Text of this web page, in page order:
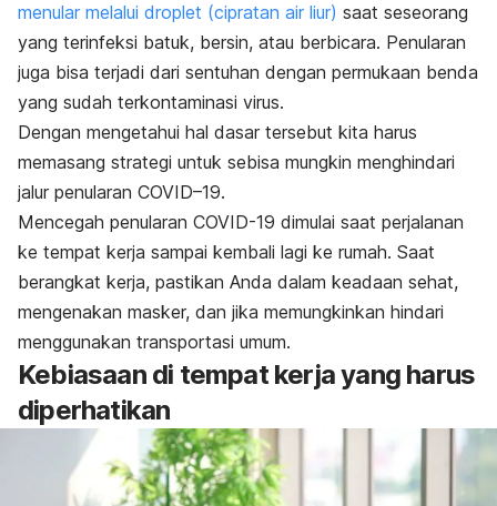
menular melalui droplet (cipratan air liur) saat seseorang
yang terinfeksi batuk, bersin, atau berbicara. Penularan
juga bisa terjadi dari sentuhan dengan permukaan benda
yang sudah terkontaminasi virus.
Dengan mengetahui hal dasar tersebut kita harus
memasang strategi untuk sebisa mungkin menghindari
jalur penularan COVID–19.
Mencegah penularan COVID-19 dimulai saat perjalanan
ke tempat kerja sampai kembali lagi ke rumah. Saat
berangkat kerja, pastikan Anda dalam keadaan sehat,
mengenakan masker, dan jika memungkinkan hindari
menggunakan transportasi umum.
Kebiasaan di tempat kerja yang harus
diperhatikan